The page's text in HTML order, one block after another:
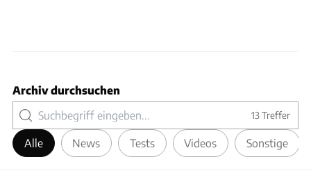
Archiv durchsuchen
13Treffer
Alle News Tests Videos Sonstige